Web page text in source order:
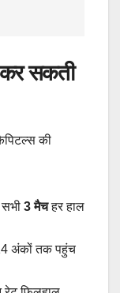
कर सकती
की
3 मैचहर हाल
अंकों तक पहुंच